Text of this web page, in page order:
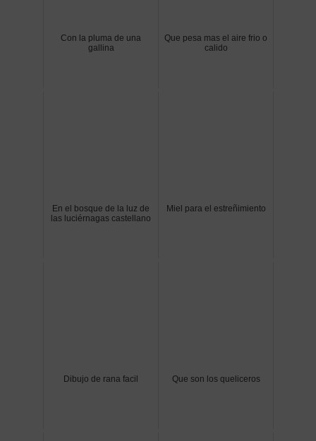
Con la pluma de una
gallina
Que pesa mas el aire frio o
calido
En el bosque de la luz de
las luciérnagas castellano
Miel para el estreñimiento
Dibujo de rana facil Que son los queliceros